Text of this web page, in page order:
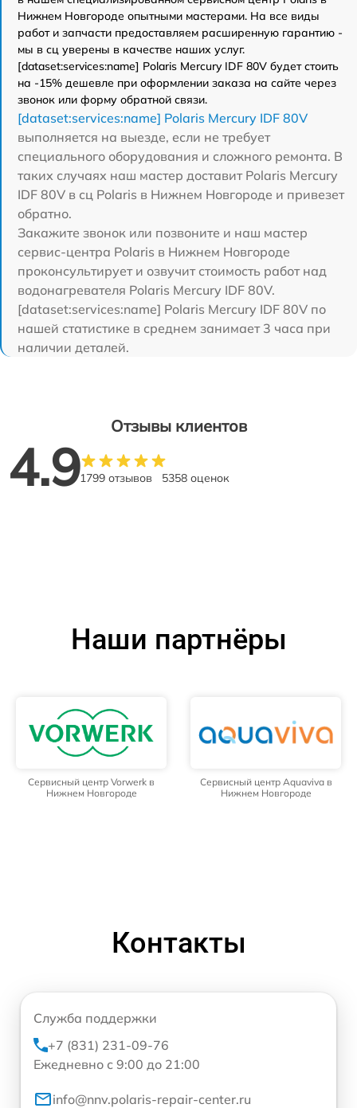
Нижнем Новгороде опытными мастерами. На все виды
работ и запчасти предоставляем расширенную гарантию -
мы в сц уверены в качестве наших услуг.
[dataset:services:name] Polaris Mercury IDF 80V будет стоить
на -15% дешевле при оформлении заказа на сайте через
звонок или форму обратной связи.
[dataset:services:name] Polaris Mercury IDF 80V
выполняется на выезде, если не требует
специального оборудования и сложного ремонта. В
таких случаях наш мастер доставит Polaris Mercury
IDF 80V в сц Polaris в Нижнем Новгороде и привезет
обратно.
Закажите звонок или позвоните и наш мастер
сервис-центра Polaris в Нижнем Новгороде
проконсультирует и озвучит стоимость работ над
водонагревателя Polaris Mercury IDF 80V.
[dataset:services:name] Polaris Mercury IDF 80V по
нашей статистике в среднем занимает 3 часа при
наличии деталей.
Отзывы клиентов
4.91799 отзывов 5358 оценок
Наши партнёры
Сервисный центр Vorwerk в
Нижнем Новгороде
Сервисный центр Aquaviva в
Нижнем Новгороде
Контакты
Служба поддержки
+7 (831) 231-09-76
Ежедневно с 9:00 до 21:00
info@nnv.polaris-repair-center.ru